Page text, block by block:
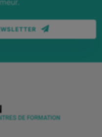
DE FORMATION